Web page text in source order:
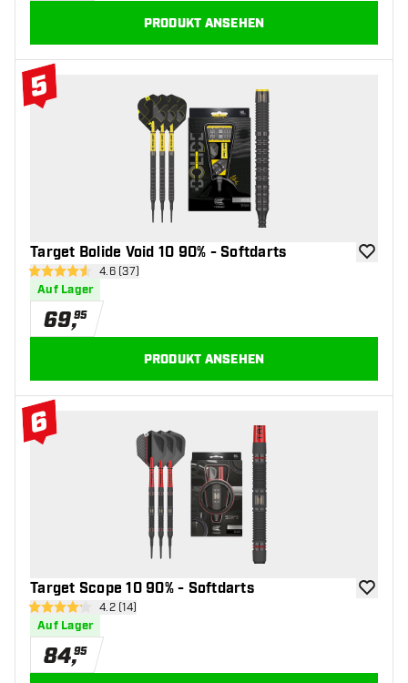
PRODUKT ANSEHEN
5
#5 Top 10
Target Bolide Void 10 90% - Softdarts
Bewertungsbereich öffnen
4.6 Bewertungssterne
4.6 (37)
Auf Lager
Zur
69,95
PRODUKT ANSEHEN
6
#6 Top 10
Target Scope 10 90% - Softdarts
Bewertungsbereich öffnen
4.2 Bewertungssterne
4.2 (14)
Auf Lager
Zur
84,95